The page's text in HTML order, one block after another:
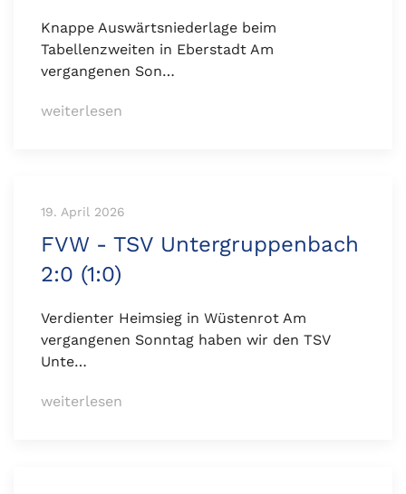
Knappe Auswärtsniederlage beim
Tabellenzweiten in Eberstadt Am
vergangenen Son…
weiterlesen
19. April 2026
FVW - TSV Untergruppenbach
2:0 (1:0)
Verdienter Heimsieg in Wüstenrot Am
vergangenen Sonntag haben wir den TSV
Unte…
weiterlesen